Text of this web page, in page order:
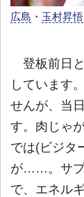
広島 ・ 玉村昇悟
登板前日
しています
せんが、当
す。肉じゃ
では(ビジタ
が……。サプ
で、エネル